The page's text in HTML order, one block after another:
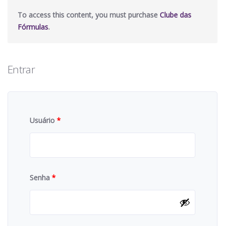
To access this content, you must purchase Clube das
Fórmulas.
Entrar
Usuário *
Senha *